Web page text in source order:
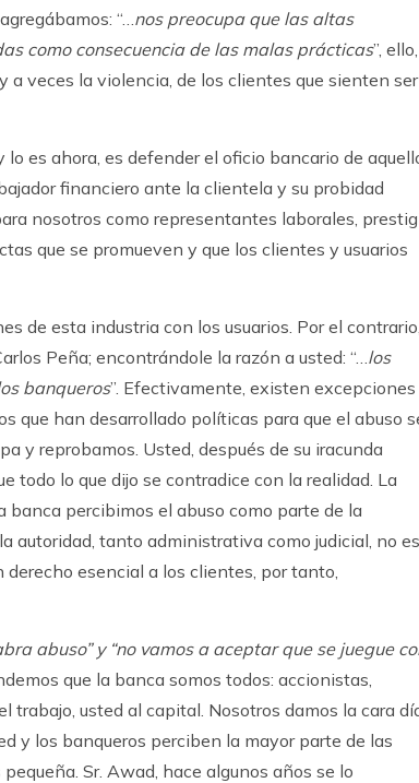
agregábamos: “…nos preocupa que las altas
como consecuencia de las malas prácticas”, ello,
veces la violencia, de los clientes que sienten ser
es ahora, es defender el oficio bancario de
financiero ante la clientela y su probidad
nosotros como representantes laborales,
que se promueven y que los clientes y usuarios
de esta industria con los usuarios. Por el contrario,
Peña; encontrándole la razón a usted: “…los
banqueros”. Efectivamente, existen excepciones
que han desarrollado políticas para que el abuso
y reprobamos. Usted, después de su iracunda
todo lo que dijo se contradice con la realidad. La
banca percibimos el abuso como parte de la
autoridad, tanto administrativa como judicial, no es
derecho esencial a los clientes, por tanto,
abuso” y “no vamos a aceptar que se juegue
que la banca somos todos: accionistas,
trabajo, usted al capital. Nosotros damos la cara
y los banqueros perciben la mayor parte de las
Sr. Awad, hace algunos años se lo